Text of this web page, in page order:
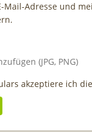
Mail-Adresse und
(JPG, PNG)
akzeptiere ich die